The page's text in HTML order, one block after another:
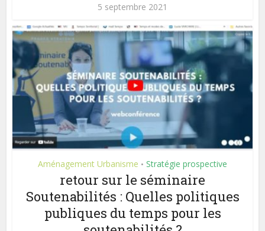
5 septembre 2021
Aménagement Urbanisme • Stratégie prospective
retour sur le séminaire
Soutenabilités : Quelles politiques
publiques du temps pour les